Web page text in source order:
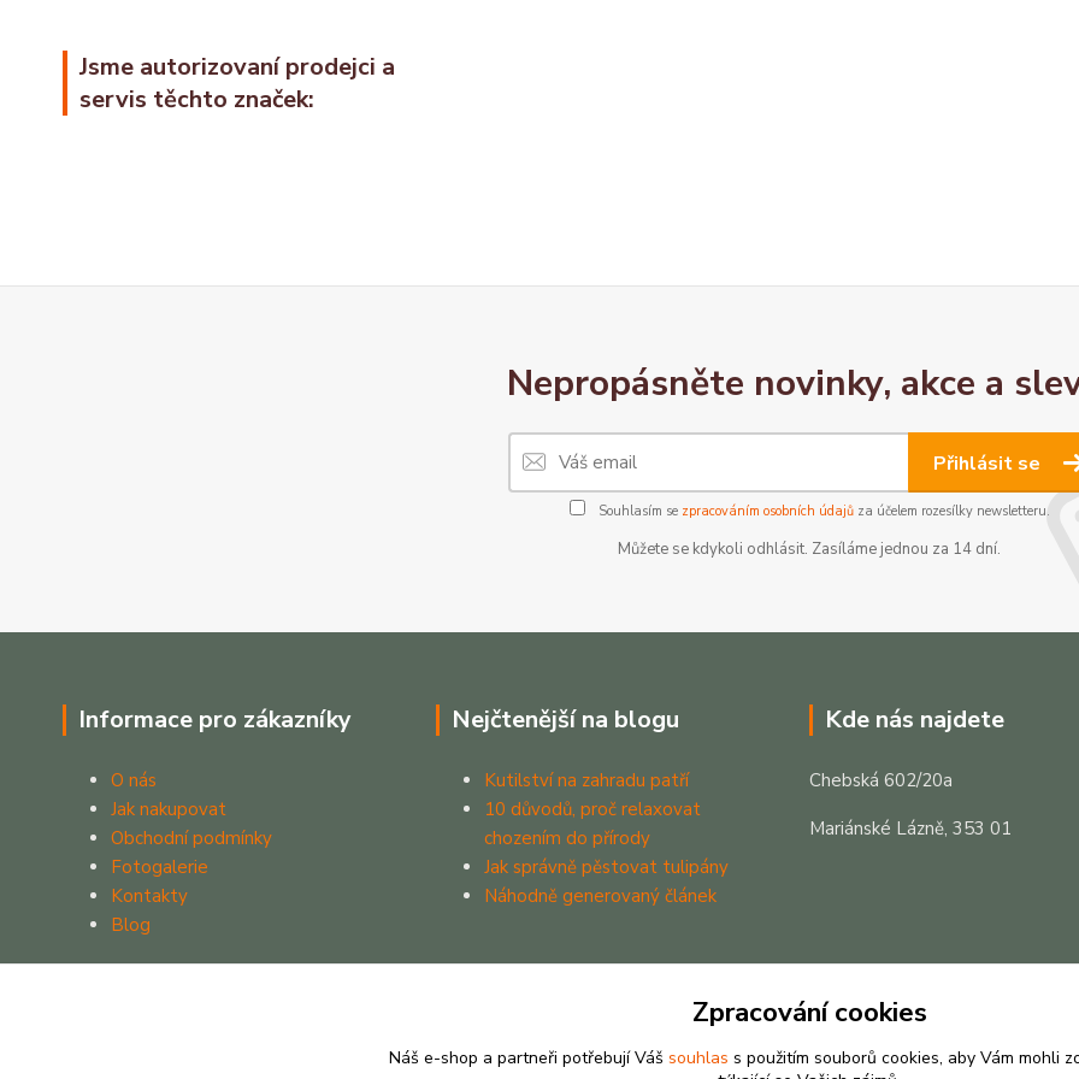
Jsme autorizovaní prodejci a
servis těchto značek:
Nepropásněte novinky, akce a
Přihlásit se
Souhlasím se zpracováním osobních údajůza účelem rozesílky newsletteru.
Můžete se kdykoli odhlásit. Zasíláme jednou za 14 dní.
Informace pro zákazníky
O nás
Jak nakupovat
Obchodní podmínky
Fotogalerie
Kontakty
Blog
Nejčtenější na blogu
Kutilství na zahradu patří
10 důvodů, proč relaxovat
chozením do přírody
Jak správně pěstovat tulipány
Náhodně generovaný článek
Kde nás najdete
Chebská 602/20a
Mariánské Lázně, 353 01
Zpracování cookies
Náš e-shop a partneři potřebují Váš souhlas s použitím souborů cookies, aby Vám mohli